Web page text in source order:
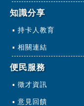
知識分享
持卡人教育
相關連結
便民服務
徵才資訊
意見回饋